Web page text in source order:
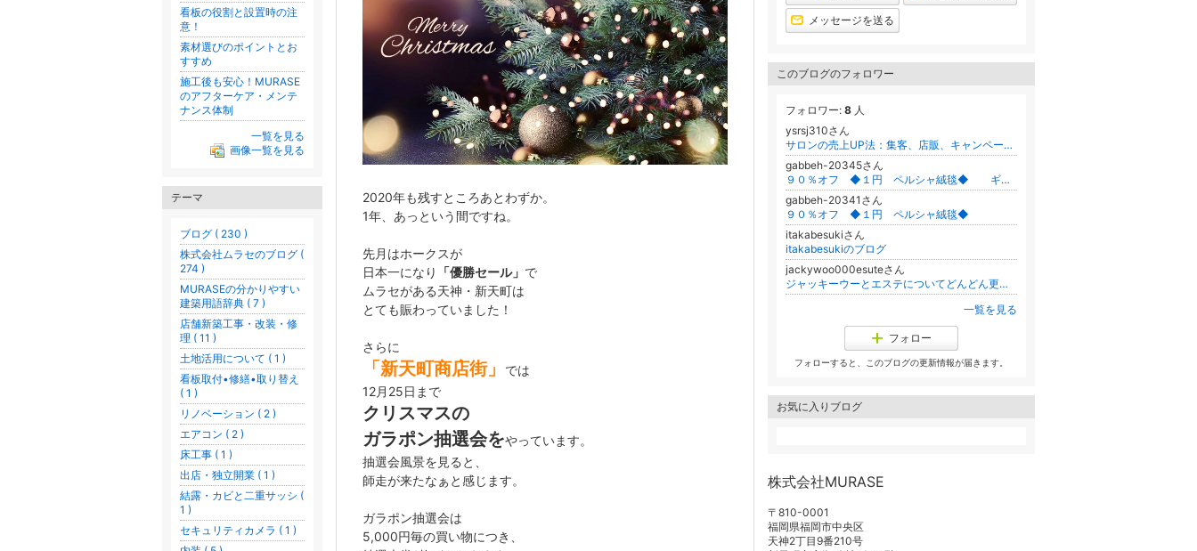
2020年も残すところあとわずか。
1年、あっという間ですね。
先月はホークスが
日本一になり
「優勝セール」 で
ムラセがある天神・新天町は
とても賑わっていました！
さらに
「新天町商店街」
では
12月25日まで
クリスマスの
ガラポン抽選会をやっています。
抽選会風景を見ると、
師走が来たなぁと感じます。
ガラポン抽選会は
5,000円毎の買い物につき、
メッセージを送る
このブログのフォロワー
フォロワー: 8 人
ysrsj310さん
サロンの売上UP法：集客、店販、キャンペーン成功術（コスパ・タイパ重視）
gabbeh-20345さん
９０％オフ ◆１円 ペルシャ絨毯◆ ギャッベ
gabbeh-20341さん
９０％オフ ◆１円 ペルシャ絨毯◆
itakabesukiさん
itakabesukiのブログ
jackywoo000esuteさん
ジャッキーウーとエステについてどんどん更新笑
一覧を見る
フォロー
フォローすると、このブログの更新情報が届きます。
お気に入りブログ
株式会社MURASE
〒810-0001
福岡県福岡市中央区
天神2丁目9番210号
看板の役割と設置時の注
意！
素材選びのポイントとお
すすめ
施工後も安心！MURASE
のアフターケア・メンテ
ナンス体制
一覧を見る
画像一覧を見る
テーマ
ブログ ( 230 )
株式会社ムラセのブログ (
274 )
MURASEの分かりやすい
建築用語辞典 ( 7 )
店舗新築工事・改装・修
理 ( 11 )
土地活用について ( 1 )
看板取付•修繕•取り替え
( 1 )
リノベーション ( 2 )
エアコン ( 2 )
床工事 ( 1 )
出店・独立開業 ( 1 )
結露・カビと二重サッシ (
1 )
セキュリティカメラ ( 1 )